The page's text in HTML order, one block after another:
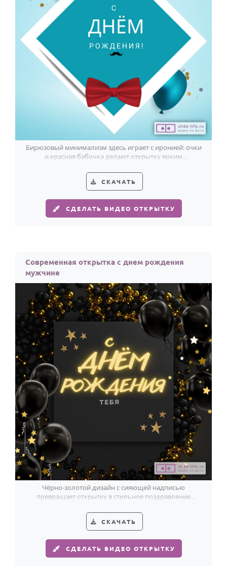
Бирюзовый минимализм здесь играет с иронией: очки
и красная бабочка делают открытку ярким
СКАЧАТЬ
СДЕЛАТЬ ВИДЕО ОТКРЫТКУ
Современная открытка с днем рождения
мужчине
Чёрно-золотой дизайн с сияющей надписью
превращает открытку в стильное поздравление
СКАЧАТЬ
СДЕЛАТЬ ВИДЕО ОТКРЫТКУ